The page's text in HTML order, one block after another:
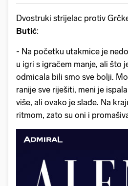
Dvostruki strijelac protiv
Butić:
- Na početku utakmice je
u igri s igračem manje, ali što
odmicala bili smo sve bolji.
ranije sve riješiti, meni je
više, ali ovako je slađe. Na
ritmom, zato su oni i